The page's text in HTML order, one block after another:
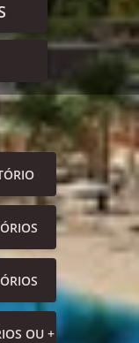
OU +